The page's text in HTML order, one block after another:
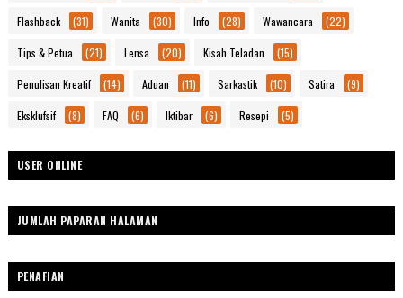
Flashback (31) Wanita (30) Info (28) Wawancara (22)
Tips & Petua (21) Lensa (20) Kisah Teladan (15)
Penulisan Kreatif (14) Aduan (11) Sarkastik (10) Satira (9)
Eksklufsif (8) FAQ (6) Iktibar (6) Resepi (5)
USER ONLINE
JUMLAH PAPARAN HALAMAN
PENAFIAN